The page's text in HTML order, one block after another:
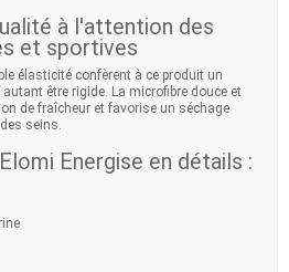
à l'attention des
et sportives
élasticité confèrent à ce produit un
être rigide. La microfibre douce et
de fraîcheur et favorise un séchage
seins.
Energise en détails :